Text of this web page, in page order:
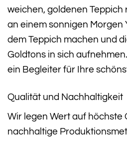
weichen, goldenen Teppich
an einem sonnigen Morgen
dem Teppich machen und
Goldtons in sich
ein Begleiter für Ihre
Qualität und Nachhaltigkeit
Wir legen Wert auf höchste
nachhaltige